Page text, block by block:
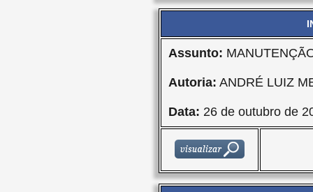
Assunto:
Autoria: ANDRÉ LUIZ
Data: 26 de outubro de